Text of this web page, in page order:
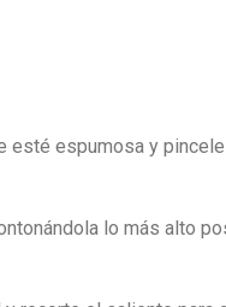
esté espumosa y
lo más alto